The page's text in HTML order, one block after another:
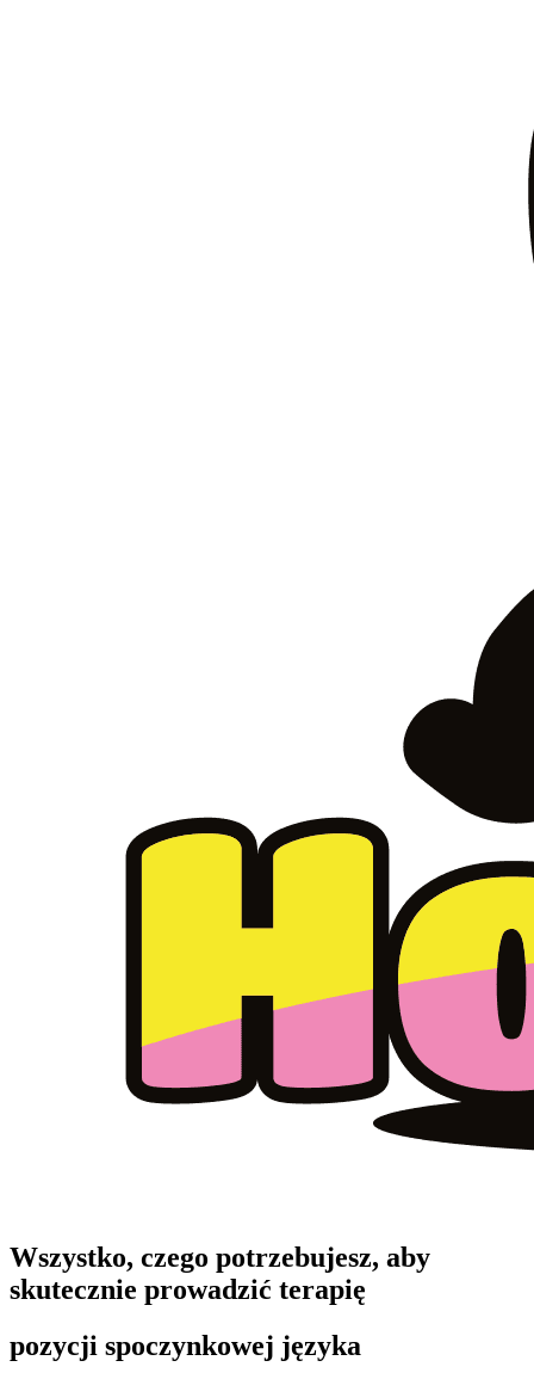
Wszystko, czego potrzebujesz, aby
skutecznie prowadzić terapię
pozycji spoczynkowej języka